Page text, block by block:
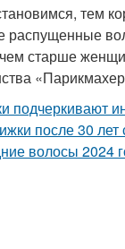
тем
распущенные
старше